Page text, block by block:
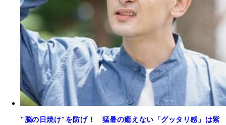
"脳の日焼け"を防げ！ 猛暑の癒えない「グッタリ感」は紫